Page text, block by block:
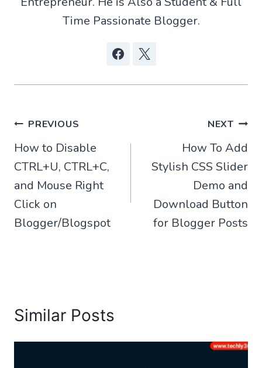
Time Passionate Blogger.
Post
navigation
PREVIOUS
How to Disable
CTRL+U, CTRL+C,
and Mouse Right
Click on
Blogger/Blogspot
NEXT
How To Add
Stylish CSS Slider
Demo and
Download Button
for Blogger Posts
Similar Posts